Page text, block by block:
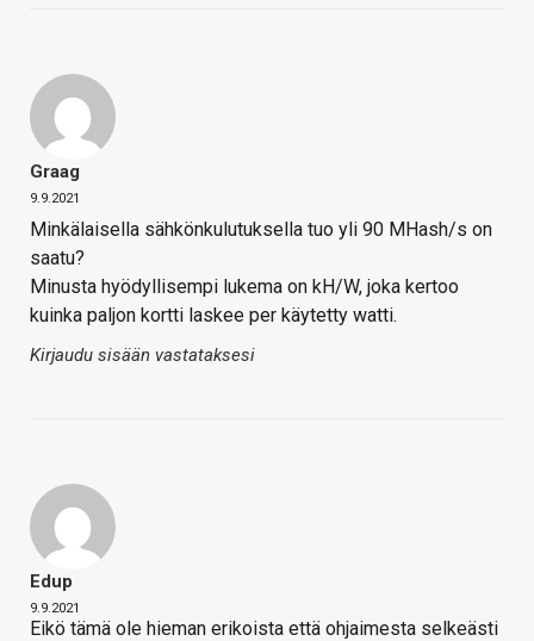
Graag
9.9.2021
Minkälaisella sähkönkulutuksella tuo yli 90 MHash/s on
saatu?
Minusta hyödyllisempi lukema on kH/W, joka kertoo
kuinka paljon kortti laskee per käytetty watti.
Kirjaudu sisään vastataksesi
Edup
9.9.2021
Eikö tämä ole hieman erikoista että ohjaimesta selkeästi